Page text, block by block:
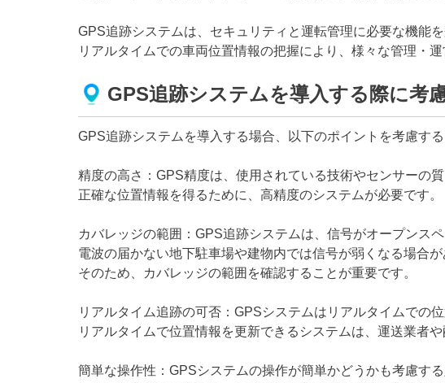
GPS追跡システムは、セキュリティと運転管理に必要な機能
リアルタイムでの車両位置情報の把握により、様々な管理・
GPS追跡システムを導入する際に考
GPS追跡システムを導入する場合、以下のポイントを考慮する
精度の高さ：GPS精度は、使用されている技術やセンサーの質
正確な位置情報を得るために、高精度のシステムが必要です。
カバレッジの範囲：GPS追跡システムは、信号がオープンス
電波の届かない地下駐車場や建物内では信号が弱くなる場合が
そのため、カバレッジの範囲を確認することが重要です。
リアルタイム追跡の可否：GPSシステムはリアルタイムでの
リアルタイムで位置情報を更新できるシステムは、運送業者
簡単な操作性：GPSシステムの操作が簡単かどうかも考慮する